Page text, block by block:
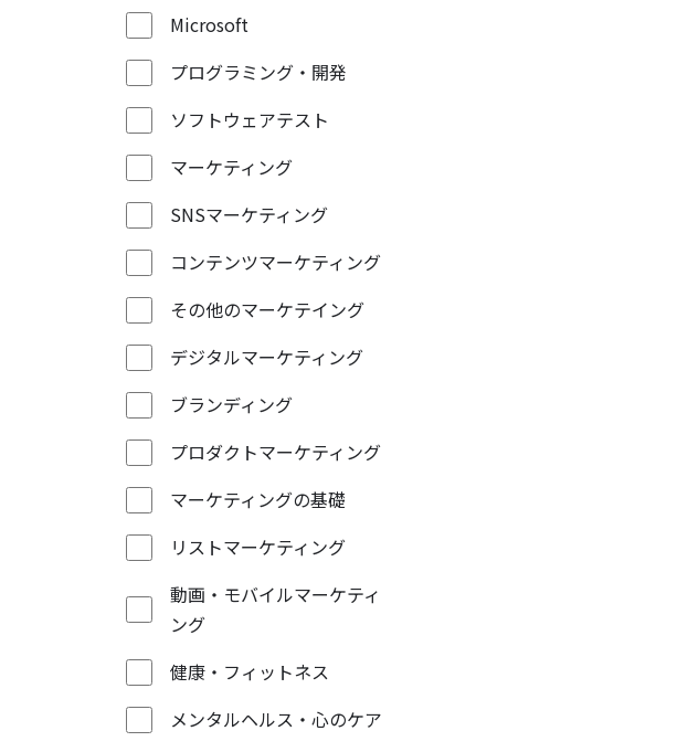
Microsoft
プログラミング・開発
ソフトウェアテスト
マーケティング
SNSマーケティング
コンテンツマーケティング
その他のマーケテイング
デジタルマーケティング
ブランディング
プロダクトマーケティング
マーケティングの基礎
リストマーケティング
動画・モバイルマーケティ
ング
健康・フィットネス
メンタルヘルス・心のケア